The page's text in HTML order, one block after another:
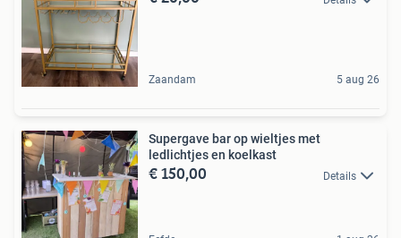
Zaandam 5 aug 26
Supergave bar op wieltjes met
ledlichtjes en koelkast
€ 150,00 Details